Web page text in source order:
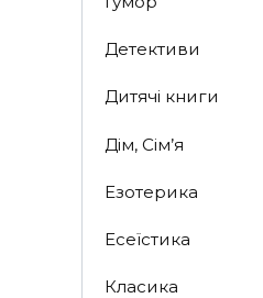
Детективи
Дитячі книги
Дім, Сім’я
Езотерика
Есеїстика
Класика